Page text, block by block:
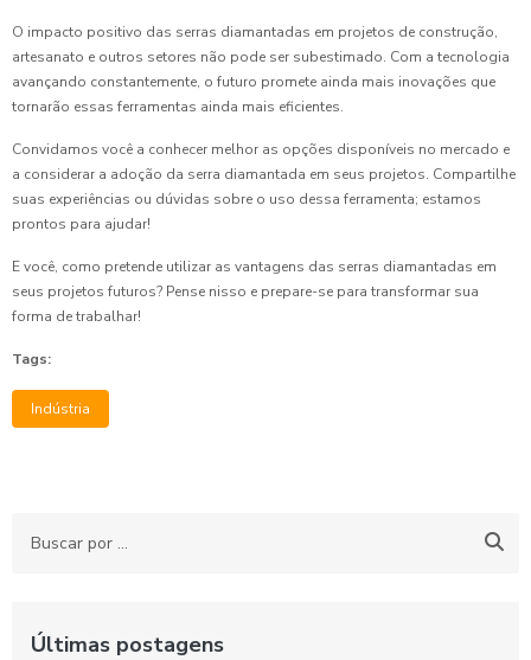
O impacto positivo das serras diamantadas em projetos de construção,
artesanato e outros setores não pode ser subestimado. Com a tecnologia
avançando constantemente, o futuro promete ainda mais inovações que
tornarão essas ferramentas ainda mais eficientes.
Convidamos você a conhecer melhor as opções disponíveis no mercado e
a considerar a adoção da serra diamantada em seus projetos. Compartilhe
suas experiências ou dúvidas sobre o uso dessa ferramenta; estamos
prontos para ajudar!
E você, como pretende utilizar as vantagens das serras diamantadas em
seus projetos futuros? Pense nisso e prepare-se para transformar sua
forma de trabalhar!
Tags:
Indústria
Últimas postagens